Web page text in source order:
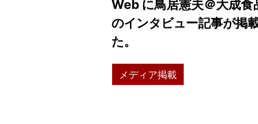
Web に鳥居憲夫＠大成食
のインタビュー記事が掲
た。
メディア掲載